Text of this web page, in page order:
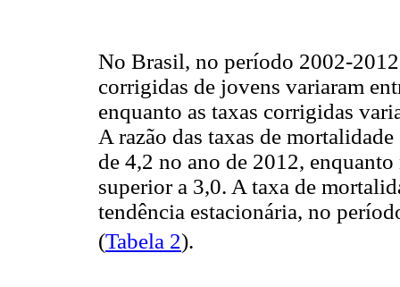
No Brasil, no período 2002-
corrigidas de jovens variaram
enquanto as taxas corrigidas
A razão das taxas de
de 4,2 no ano de 2012, enquanto
superior a 3,0. A taxa de
tendência estacionária, no
(Tabela 2).